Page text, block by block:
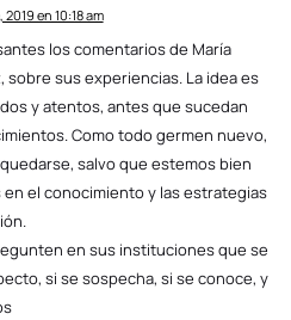
en 10:18 am
los comentarios de María
sobre sus experiencias. La idea es
y atentos, antes que sucedan
Como todo germen nuevo,
salvo que estemos bien
en el conocimiento y las estrategias
en sus instituciones que se
si se sospecha, si se conoce, y